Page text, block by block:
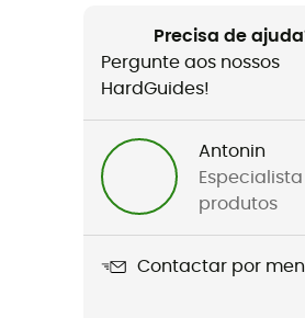
Escalada em gelo / Alpinismo
Protection piolet Cover Blade
Precisa de
Pergunte aos nossos
HardGuides!
Antonin
produtos
Contactar por